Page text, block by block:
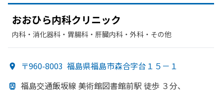
おおひら内科クリニック
内科・​消化器科・​胃腸科・​肝臓内科・外科・​その他
〒960-8003 福島県福島市森合字台１５－１
福島交通飯坂線 美術館図書館前駅 徒歩 ３分、